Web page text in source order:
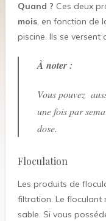
Quand ? Ces deux
mois, en fonction de
piscine. Ils se versent
À noter :
Vous pouvez
une fois par
dose.
Floculation
Les produits de
filtration. Le floculant
sable. Si vous